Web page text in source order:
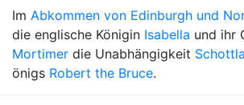
Im Abkommen von Edinburgh und
die englische Königin Isabella und ihr
Mortimer die Unabhängigkeit
önigs Robert the Bruce.